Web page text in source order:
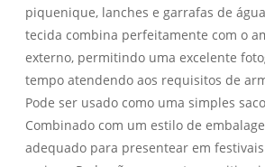
piquenique, lanches e garrafas de
tecida combina perfeitamente com o
externo, permitindo uma excelente
tempo atendendo aos requisitos de
Pode ser usado como uma simples
Combinado com um estilo de
adequado para presentear em